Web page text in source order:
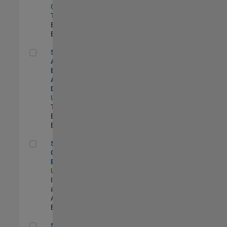
Clara
Technical Sales
Engineering |
Experimentado
Senior Application Engineer - Aerospace & Defense
Senior
Application
Engineer -
Aerospace &
Defense
US-MA-Natick
Technical Sales
Engineering |
Experimentado
Senior Observability Engineer
Senior
Observability
Engineer
US-MA-Natick
Infrastructure
and
Architecture |
Experimentado
Senior Technical Consultant
Senior